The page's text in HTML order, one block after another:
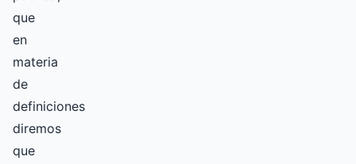
que
en
materia
de
definiciones
diremos
que